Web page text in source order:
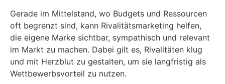
Gerade im Mittelstand, wo Budgets und Ressourcen
oft begrenzt sind, kann Rivalitätsmarketing helfen,
die eigene Marke sichtbar, sympathisch und relevant
im Markt zu machen. Dabei gilt es, Rivalitäten klug
und mit Herzblut zu gestalten, um sie langfristig als
Wettbewerbsvorteil zu nutzen.